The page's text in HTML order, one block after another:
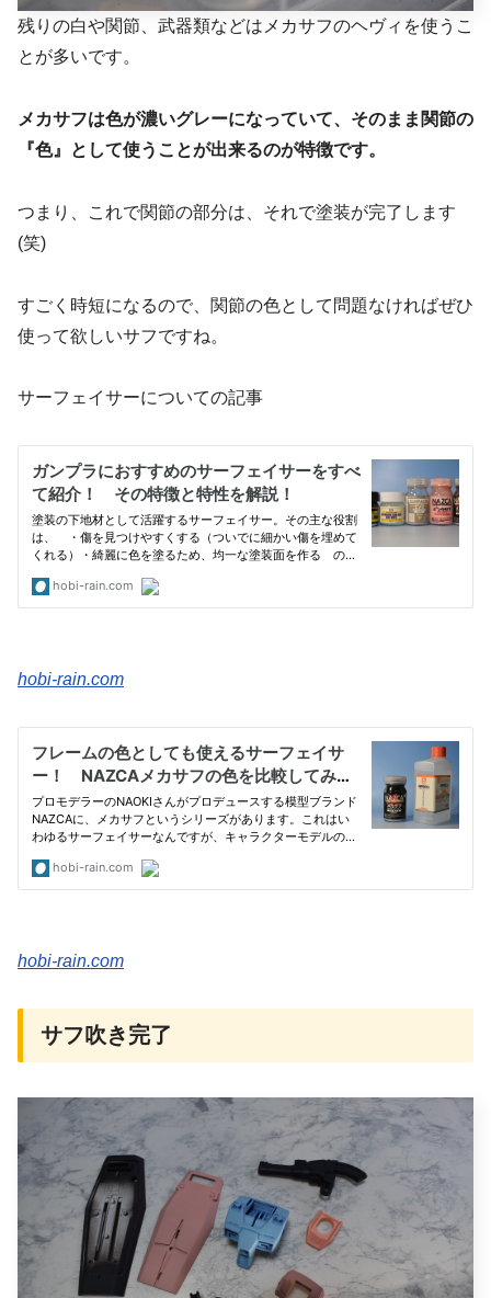
残りの白や関節、武器類などはメカサフのヘヴィを使うこ
とが多いです。
メカサフは色が濃いグレーになっていて、そのまま関節の
『色』として使うことが出来るのが特徴です。
つまり、これで関節の部分は、それで塗装が完了します
(笑)
すごく時短になるので、関節の色として問題なければぜひ
使って欲しいサフですね。
サーフェイサーについての記事
hobi-rain.com
hobi-rain.com
サフ吹き完了